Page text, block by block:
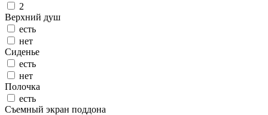
2
Верхний душ
есть
нет
Сиденье
есть
нет
Полочка
есть
Съемный экран поддона